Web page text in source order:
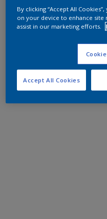
By clicking “Accept All
on your device to enhance site
assist in our marketing efforts.
Accept All Cookies